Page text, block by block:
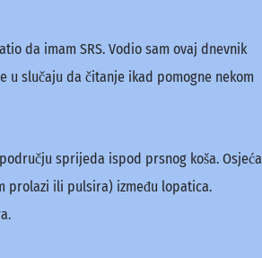
da imam SRS. Vodio sam ovaj dnevnik
u slučaju da čitanje ikad pomogne nekom
sprijeda ispod prsnog koša. Osjeća
prolazi ili pulsira) između lopatica.